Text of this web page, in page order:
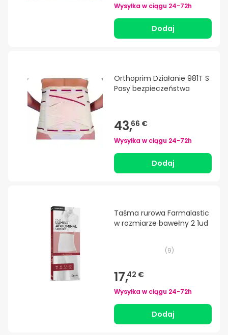
Wysyłka w ciągu 24-72h
Dodaj
Orthoprim Działanie 981T S
Pasy bezpieczeństwa
43,66 €
Wysyłka w ciągu 24-72h
Dodaj
Taśma rurowa Farmalastic
w rozmiarze bawełny 2 1ud
(9)
17,42 €
Wysyłka w ciągu 24-72h
Dodaj